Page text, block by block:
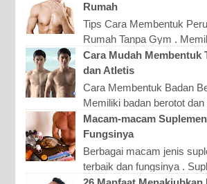
adalah impian banya...
Rumah
Tips Cara Membentuk
Rumah Tanpa Gym .
merupakan impian banyak
tubuh sixpack, maka pria...
Cara Mudah Membentuk
dan Atletis
Cara Membentuk Badan
Memiliki badan berotot
kebanggaan bagi banyak
Namun sayang tent...
Macam-macam
Fungsinya
Berbagai macam jenis
terbaik dan fungsinya .